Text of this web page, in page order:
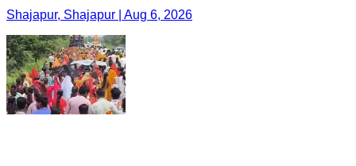
Shajapur, Shajapur | Aug 6, 2026